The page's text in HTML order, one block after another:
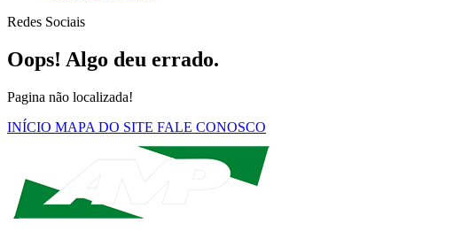
Redes Sociais
Oops! Algo deu errado.
Pagina não localizada!
INÍCIO MAPA DO SITE FALE CONOSCO